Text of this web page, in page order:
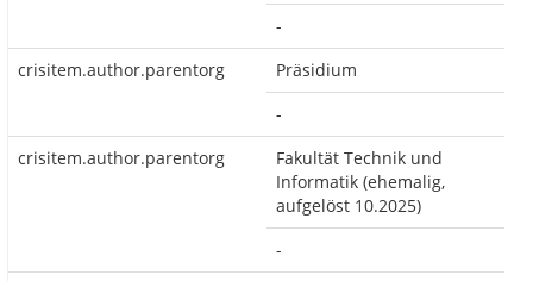
-
crisitem.author.parentorg
Präsidium
-
crisitem.author.parentorg
Fakultät Technik und
Informatik (ehemalig,
aufgelöst 10.2025)
-